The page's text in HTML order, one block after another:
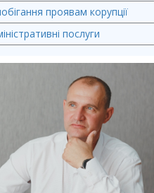
проявам корупції
послуги